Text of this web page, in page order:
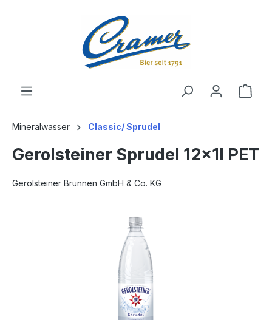
Mineralwasser Classic/ Sprudel
Gerolsteiner Sprudel 12x1l PET
Gerolsteiner Brunnen GmbH & Co. KG